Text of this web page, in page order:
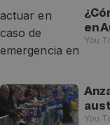
en
You
You